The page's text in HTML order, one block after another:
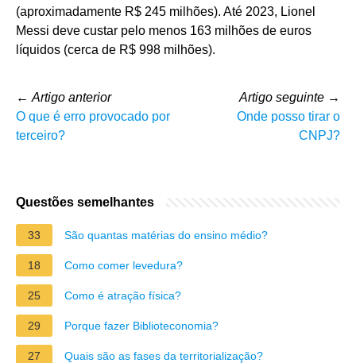
(aproximadamente R$ 245 milhões). Até 2023, Lionel
Messi deve custar pelo menos 163 milhões de euros
líquidos (cerca de R$ 998 milhões).
← Artigo anterior
O que é erro provocado por
terceiro?
Artigo seguinte →
Onde posso tirar o
CNPJ?
Questões semelhantes
33 São quantas matérias do ensino médio?
18 Como comer levedura?
25 Como é atração física?
29 Porque fazer Biblioteconomia?
27 Quais são as fases da territorialização?